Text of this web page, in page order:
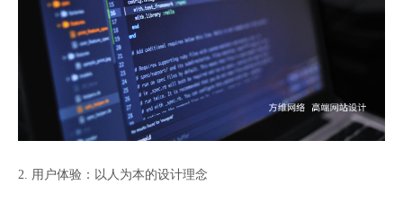
2. 用户体验：以人为本的设计理念